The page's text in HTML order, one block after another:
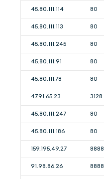
45.80.111.114 80
45.80.111.113 80
45.80.111.245 80
45.80.111.91 80
45.80.111.78 80
47.91.65.23 3128
45.80.111.247 80
45.80.111.186 80
159.195.49.27 8888
91.98.86.26 8888